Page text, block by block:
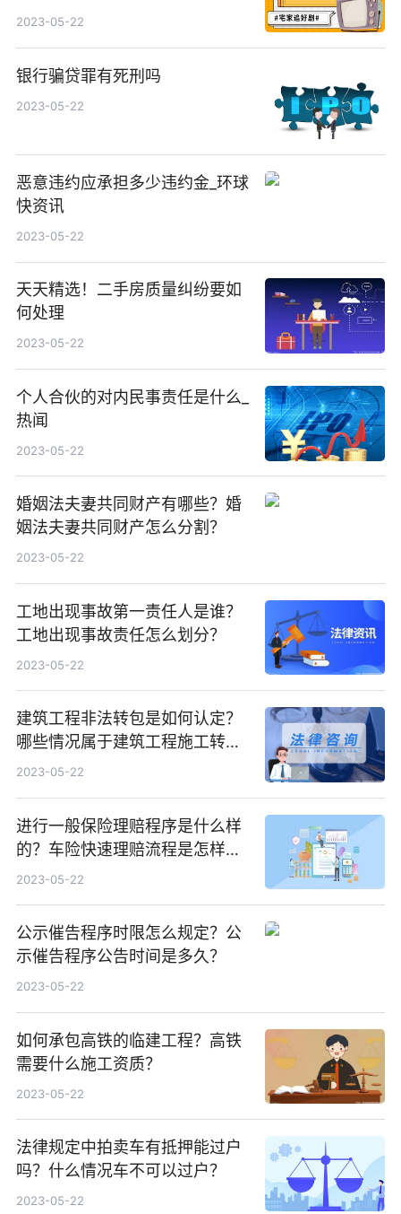
2023-05-22
银行骗贷罪有死刑吗
2023-05-22
恶意违约应承担多少违约金_环球
快资讯
2023-05-22
天天精选！二手房质量纠纷要如
何处理
2023-05-22
个人合伙的对内民事责任是什么_
热闻
2023-05-22
婚姻法夫妻共同财产有哪些？婚
姻法夫妻共同财产怎么分割？
2023-05-22
工地出现事故第一责任人是谁？
工地出现事故责任怎么划分？
2023-05-22
建筑工程非法转包是如何认定？
哪些情况属于建筑工程施工转包
违法分包？
2023-05-22
进行一般保险理赔程序是什么样
的？车险快速理赔流程是怎样
的？
2023-05-22
公示催告程序时限怎么规定？公
示催告程序公告时间是多久？
2023-05-22
如何承包高铁的临建工程？高铁
需要什么施工资质？
2023-05-22
法律规定中拍卖车有抵押能过户
吗？什么情况车不可以过户？
2023-05-22